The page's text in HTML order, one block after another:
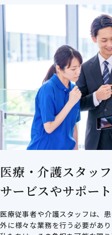
医療・介護スタッ
サービスやサポー
医療従事者や介護スタッフは、
外に様々な業務を行う必要があり